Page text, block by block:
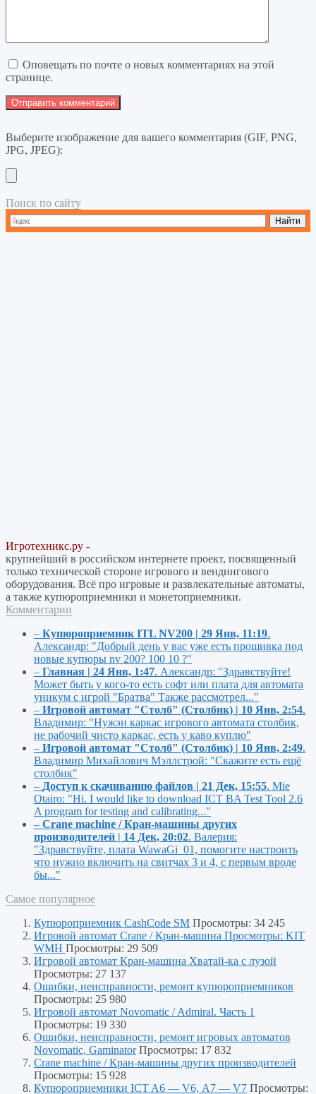
Оповещать по почте о новых комментариях на этой
странице.
Выберите изображение для вашего комментария (GIF, PNG,
JPG, JPEG):
Поиск по сайту
Игротехникс.ру -
крупнейший в российском интернете проект, посвященный
только технической стороне игрового и вендингового
оборудования. Всё про игровые и развлекательные автоматы,
а также купюроприемники и монетоприемники.
Комментарии
– Купюроприемник ITL NV200 | 29 Янв, 11:19.
Александр: "Добрый день у вас уже есть прошивка под
новые купюры nv 200? 100 10 ?"
– Главная | 24 Янв, 1:47. Александр: "Здравствуйте!
Может быть у кого-то есть софт или плата для автомата
уникум с игрой "Братва" Также рассмотрел..."
– Игровой автомат "Столб" (Столбик) | 10 Янв, 2:54.
Владимир: "Нужэн каркас игрового автомата столбик,
не рабочий чисто каркас, есть у каво куплю"
– Игровой автомат "Столб" (Столбик) | 10 Янв, 2:49.
Владимир Михайлович Мэллстрой: "Скажите есть ещё
столбик"
– Доступ к скачиванию файлов | 21 Дек, 15:55. Mie
Otairo: "Hi. I would like to download ICT BA Test Tool 2.6
A program for testing and calibrating..."
– Crane machine / Кран-машины других
производителей | 14 Дек, 20:02. Валерия:
"Здравствуйте, плата WawaGi_01, помогите настроить
что нужно включить на свитчах 3 и 4, с первым вроде
бы..."
Самое популярное
Купюроприемник CashCode SM Просмотры: 34 245
Игровой автомат Crane / Кран-машина Просмотры: KIT
WMH Просмотры: 29 509
Игровой автомат Кран-машина Хватай-ка с лузой
Просмотры: 27 137
Ошибки, неисправности, ремонт купюроприемников
Просмотры: 25 980
Игровой автомат Novomatic / Admiral. Часть 1
Просмотры: 19 330
Ошибки, неисправности, ремонт игровых автоматов
Novomatic, Gaminator Просмотры: 17 832
Crane machine / Кран-машины других производителей
Просмотры: 15 928
Купюроприемники ICT A6 — V6, А7 — V7 Просмотры: